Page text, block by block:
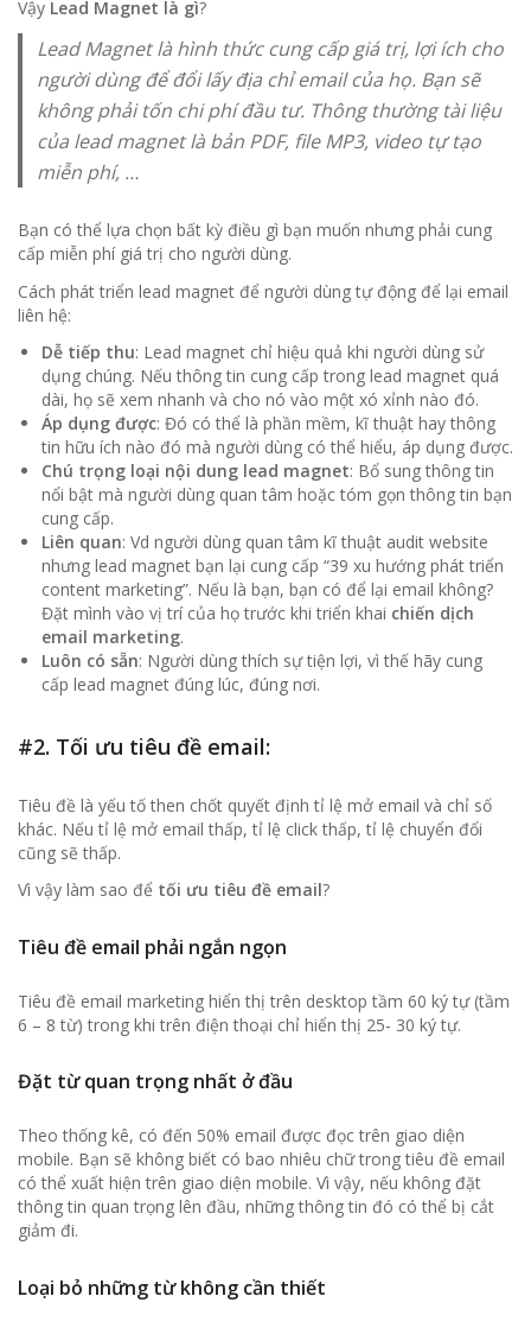
Vậy Lead Magnet là gì?
Lead Magnetlà hình thức cung cấp giá trị, lợi ích cho
người dùng để đổi lấy địa chỉ email của họ. Bạn sẽ
không phải tốn chi phí đầu tư. Thông thường tài liệu
của lead magnet là bản PDF, file MP3, video tự tạo
miễn phí, …
Bạn có thể lựa chọn bất kỳ điều gì bạn muốn nhưng phải cung
cấp miễn phí giá trị cho người dùng.
Cách phát triển lead magnet để người dùng tự động để lại email
liên hệ:
Dễ tiếp thu: Lead magnet chỉ hiệu quả khi người dùng sử
dụng chúng. Nếu thông tin cung cấp trong lead magnet quá
dài, họ sẽ xem nhanh và cho nó vào một xó xỉnh nào đó.
Áp dụng được: Đó có thể là phần mềm, kĩ thuật hay thông
tin hữu ích nào đó mà người dùng có thể hiểu, áp dụng được.
Chú trọng loại nội dung lead magnet: Bổ sung thông tin
nổi bật mà người dùng quan tâm hoặc tóm gọn thông tin bạn
cung cấp.
Liên quan: Vd người dùng quan tâm kĩ thuật audit website
nhưng lead magnet bạn lại cung cấp “39 xu hướng phát triển
content marketing”. Nếu là bạn, bạn có để lại email không?
Đặt mình vào vị trí của họ trước khi triển khai chiến dịch
email marketing.
Luôn có sẵn: Người dùng thích sự tiện lợi, vì thế hãy cung
cấp lead magnet đúng lúc, đúng nơi.
#2. Tối ưu tiêu đề email:
Tiêu đề là yếu tố then chốt quyết định tỉ lệ mở email và chỉ số
khác. Nếu tỉ lệ mở email thấp, tỉ lệ click thấp, tỉ lệ chuyển đổi
cũng sẽ thấp.
Vì vậy làm sao để tối ưu tiêu đề email?
Tiêu đề email phải ngắn ngọn
Tiêu đề email marketing hiển thị trên desktop tầm 60 ký tự (tầm
6 – 8 từ) trong khi trên điện thoại chỉ hiển thị 25- 30 ký tự.
Đặt từ quan trọng nhất ở đầu
Theo thống kê, có đến 50% email được đọc trên giao diện
mobile. Bạn sẽ không biết có bao nhiêu chữ trong tiêu đề email
có thể xuất hiện trên giao diện mobile. Vì vậy, nếu không đặt
thông tin quan trọng lên đầu, những thông tin đó có thể bị cắt
giảm đi.
Loại bỏ những từ không cần thiết